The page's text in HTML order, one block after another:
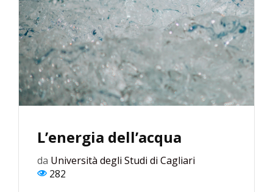
L’energia dell’acqua
da Università degli Studi di Cagliari
282